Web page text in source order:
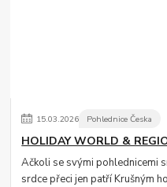
15.03.2026 Pohlednice Česka
HOLIDAY WORLD &
Ačkoli se svými pohlednicemi
srdce přeci jen patří Krušným